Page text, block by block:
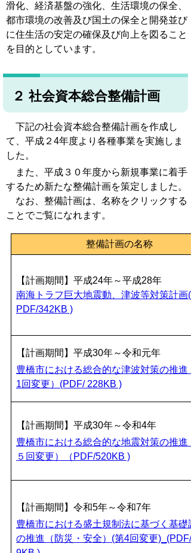
滑化、経済基盤の強化、生活環境の保全、
都市環境の改善及び国土の保全と開発並び
に住生活の安定の確保及び向上を図ること
を目的としています。
２ 社会資本総合整備計画
下記の社会資本総合整備計画を作成し
て、平成２4年度より各種事業を実施しま
した。
また、平成３０年度から新規事業に着手
するため新たな整備計画を策定しました。
なお、整備計画は、名称をクリックする
ことでご覧になれます。
整備計画の名称
【計画期間】平成24年～平成28年
南海トラフ巨大地震動、津波等対策計画(
PDF/342KB )
【計画期間】平成30年～令和元年
豊橋市における総合的な津波対策の推進
1回変更）(PDF/ 228KB )
【計画期間】平成30年～令和4年
豊橋市における総合的な地震対策の推進
５回変更）（PDF/520KB )
【計画期間】令和5年～令和7年
豊橋市における盛土規制法に基づく基礎
の推進（防災・安全）(第4回変更)_(PDF/